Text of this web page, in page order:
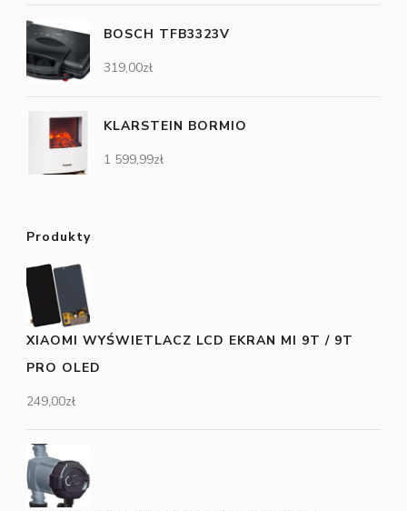
BOSCH TFB3323V
319,00zł
KLARSTEIN BORMIO
1 599,99zł
Produkty
XIAOMI WYŚWIETLACZ LCD EKRAN MI 9T / 9T
PRO OLED
249,00zł